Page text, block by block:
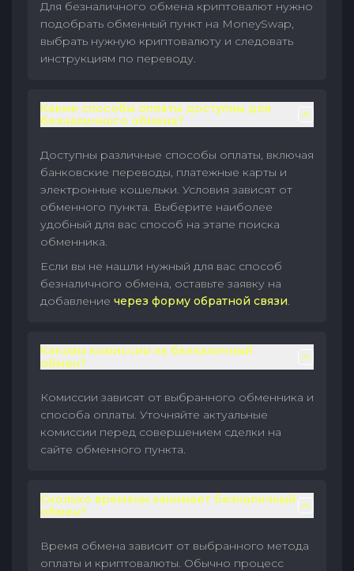
Для безналичного обмена криптовалют нужно
подобрать обменный пункт на MoneySwap,
выбрать нужную криптовалюту и следовать
инструкциям по переводу.
Какие способы оплаты доступны для
безналичного обмена?
Доступны различные способы оплаты, включая
банковские переводы, платежные карты и
электронные кошельки. Условия зависят от
обменного пункта. Выберите наиболее
удобный для вас способ на этапе поиска
обменника.
Если вы не нашли нужный для вас способ
безналичного обмена, оставьте заявку на
добавление через форму обратной связи.
Каковы комиссии за безналичный
обмен?
Комиссии зависят от выбранного обменника и
способа оплаты. Уточняйте актуальные
комиссии перед совершением сделки на
сайте обменного пункта.
Сколько времени занимает безналичный
обмен?
Время обмена зависит от выбранного метода
оплаты и криптовалюты. Обычно процесс